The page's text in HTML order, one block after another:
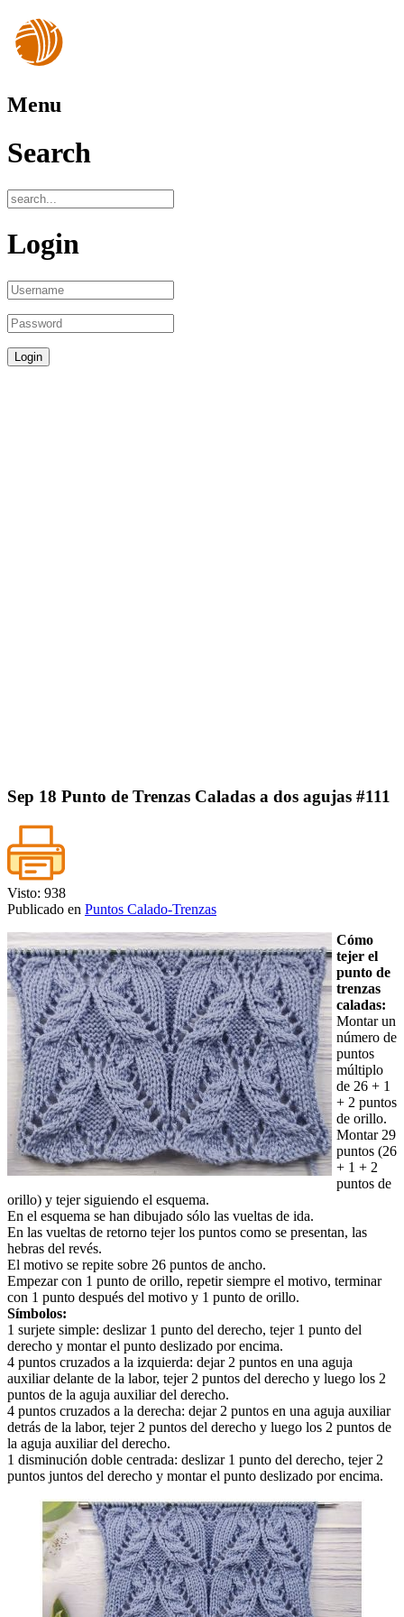
Menu
Search
Login
Sep 18 Punto de Trenzas Caladas a dos agujas #111
Visto: 938
Publicado en Puntos Calado-Trenzas
Cómo
tejer el
punto de
trenzas
caladas:
Montar un
número de
puntos
múltiplo
de 26 + 1
+ 2 puntos
de orillo.
Montar 29
puntos (26
+ 1 + 2
puntos de
orillo) y tejer siguiendo el esquema.
En el esquema se han dibujado sólo las vueltas de ida.
En las vueltas de retorno tejer los puntos como se presentan, las
hebras del revés.
El motivo se repite sobre 26 puntos de ancho.
Empezar con 1 punto de orillo, repetir siempre el motivo, terminar
con 1 punto después del motivo y 1 punto de orillo.
Símbolos:
1 surjete simple: deslizar 1 punto del derecho, tejer 1 punto del
derecho y montar el punto deslizado por encima.
4 puntos cruzados a la izquierda: dejar 2 puntos en una aguja
auxiliar delante de la labor, tejer 2 puntos del derecho y luego los 2
puntos de la aguja auxiliar del derecho.
4 puntos cruzados a la derecha: dejar 2 puntos en una aguja auxiliar
detrás de la labor, tejer 2 puntos del derecho y luego los 2 puntos de
la aguja auxiliar del derecho.
1 disminución doble centrada: deslizar 1 punto del derecho, tejer 2
puntos juntos del derecho y montar el punto deslizado por encima.